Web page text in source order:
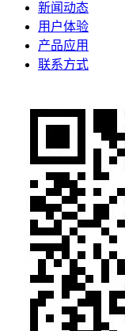
新闻动态
用户体验
产品应用
联系方式